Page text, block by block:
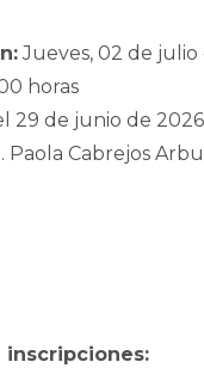
Jueves, 02 de julio
horas
29 de junio de 2026
Paola Cabrejos
inscripciones: